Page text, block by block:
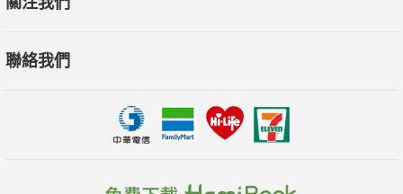
聯絡我們